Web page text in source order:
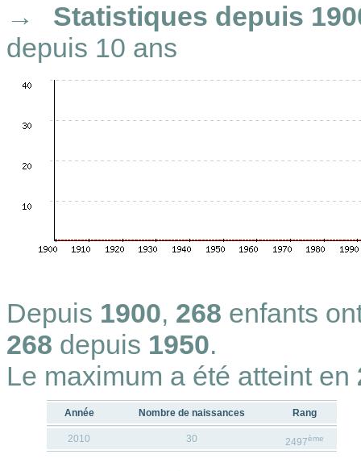
Statistiques depuis
depuis 10 ans
Depuis 1900, 268 enfants
268 depuis 1950.
Le maximum a été atteint en
Année Nombre de naissances Rang
2010 30 2497ème